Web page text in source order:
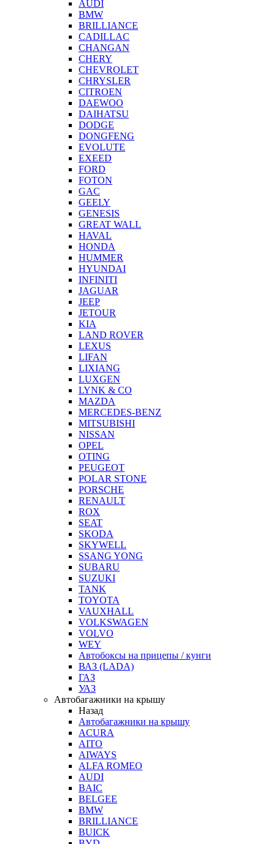
AUDI
BMW
BRILLIANCE
CADILLAC
CHANGAN
CHERY
CHEVROLET
CHRYSLER
CITROEN
DAEWOO
DAIHATSU
DODGE
DONGFENG
EVOLUTE
EXEED
FORD
FOTON
GAC
GEELY
GENESIS
GREAT WALL
HAVAL
HONDA
HUMMER
HYUNDAI
INFINITI
JAGUAR
JEEP
JETOUR
KIA
LAND ROVER
LEXUS
LIFAN
LIXIANG
LUXGEN
LYNK & CO
MAZDA
MERCEDES-BENZ
MITSUBISHI
NISSAN
OPEL
OTING
PEUGEOT
POLAR STONE
PORSCHE
RENAULT
ROX
SEAT
SKODA
SKYWELL
SSANG YONG
SUBARU
SUZUKI
TANK
TOYOTA
VAUXHALL
VOLKSWAGEN
VOLVO
WEY
Автобоксы на прицепы / кунги
ВАЗ (LADA)
ГАЗ
УАЗ
Автобагажники на крышу
Назад
Автобагажники на крышу
ACURA
AITO
AIWAYS
ALFA ROMEO
AUDI
BAIC
BELGEE
BMW
BRILLIANCE
BUICK